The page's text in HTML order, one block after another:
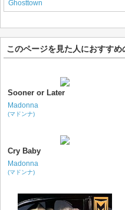
Ghosttown
このページを見た人におすすめ
Sooner or Later
Madonna
(マドンナ)
Cry Baby
Madonna
(マドンナ)